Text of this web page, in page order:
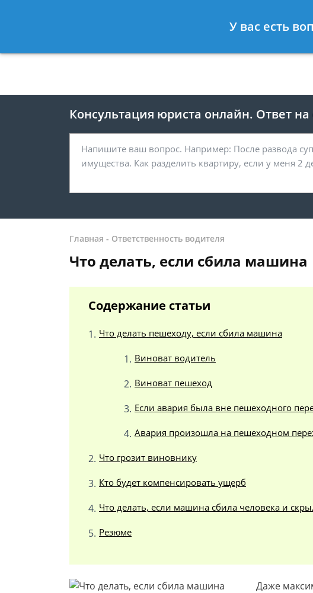
8 812 467-39-37
Консультация юриста онлайн. Ответ
Главная - Ответственность водителя
Что делать, если сбила машина
Содержание статьи
Что делать пешеходу, если сбила машина
Виноват водитель
Виноват пешеход
Если авария была вне пешеходного
Авария произошла на пешеходном
Что грозит виновнику
Кто будет компенсировать ущерб
Что делать, если машина сбила человека и
Резюме
Даже
У вас есть